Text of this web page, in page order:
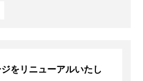
をリニューアルいたし